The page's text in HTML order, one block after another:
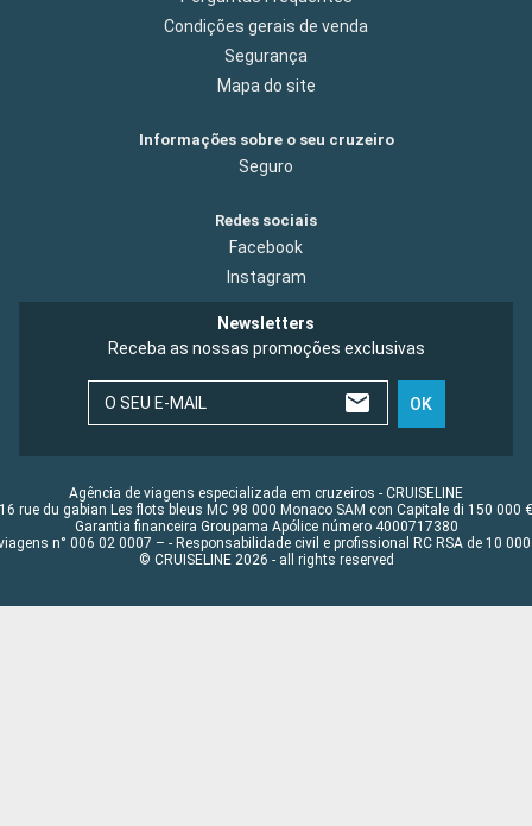
Condições gerais de venda
Segurança
Mapa do site
Informações sobre o seu cruzeiro
Seguro
Redes sociais
Facebook
Instagram
Newsletters
Receba as nossas promoções exclusivas
O SEU E-MAIL OK
Agência de viagens especializada em cruzeiros - CRUISELINE
16 rue du gabian Les flots bleus MC 98 000 Monaco SAM con Capitale di 150 000 €
Garantia financeira Groupama Apólice número 4000717380
n° 006 02 0007 – - Responsabilidade civil e profissional RC RSA de 10 000
© CRUISELINE 2026 - all rights reserved